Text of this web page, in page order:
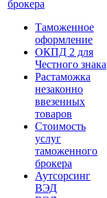
брокера
Таможенное
оформление
ОКПД 2 для
Честного знака
Растаможка
незаконно
ввезенных
товаров
Стоимость
услуг
таможенного
брокера
Аутсорсинг
ВЭД